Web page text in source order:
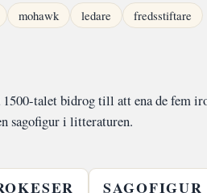
mohawk ledare fredsstiftare
talet bidrog till att ena de fem
sagofigur i litteraturen.
SAGOFIGUR